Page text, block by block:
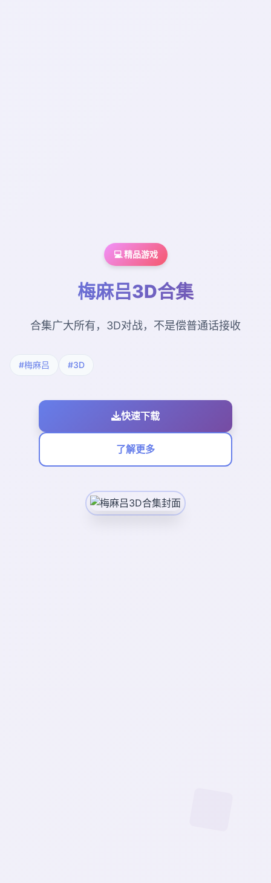
💻 精品游戏
梅麻吕3D合集
合集广大所有，3D对战，不是偿普通话接收
#梅麻吕 #3D
快速下载
了解更多